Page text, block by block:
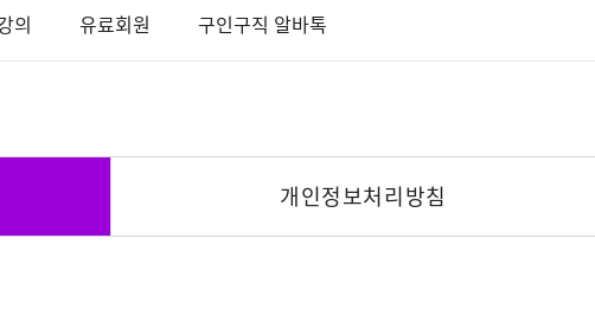
의 유료회원 구인구직 알바톡
개인정보처리방침